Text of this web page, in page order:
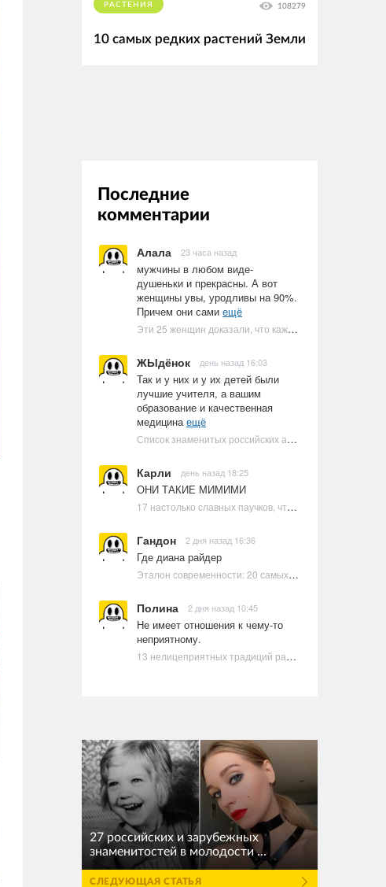
РАСТЕНИЯ 108279
10 самых редких растений Земли
Последние
комментарии
Алала 23 часа назад
мужчины в любом виде-
душеньки и прекрасны. А вот
женщины увы, уродливы на 90%.
Причем они сами ещё
Эти 25 женщин доказали, что каждое тело имеет право быть в бикини
ЖЫдёнок день назад 16:03
Так и у них и у их детей были
лучшие учителя, а вашим
образование и качественная
медицинаещё
Список знаменитых российских артистов-евреев | Ультрамарин
Карли день назад 18:25
ОНИ ТАКИЕ МИМИМИ
17 настолько славных паучков, что даже у арахнофобов появится желание их погладить
Гандон 2 дня назад 16:36
Где диана райдер
Эталон современности: 20 самых красивых и привлекательных актрис Голливуда, по мнению Google | Ультрамарин
Полина 2 дня назад 10:45
Не имеет отношения к чему-то
неприятному.
13 нелицеприятных традиций разных стран, которые могут шокировать неподготовленного человека
27 российских и зарубежных
знаменитостей в молодости ...
СЛЕДУЮЩАЯ СТАТЬЯ